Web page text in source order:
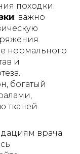
походки.
: важно
нормального
и
богатый
тканей.
врача